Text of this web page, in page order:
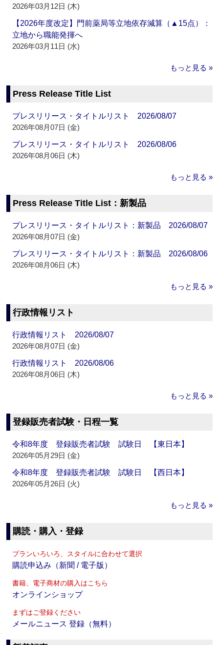
2026年03月12日 (木)
【2026年度改定】門前薬局等立地依存減算（▲15点）：
立地から職能発揮へ
2026年03月11日 (水)
もっと見る »
Press Release Title List
プレスリリース・タイトルリスト 2026/08/07
2026年08月07日 (金)
プレスリリース・タイトルリスト 2026/08/06
2026年08月06日 (木)
もっと見る »
Press Release Title List：新製品
プレスリリース・タイトルリスト：新製品 2026/08/07
2026年08月07日 (金)
プレスリリース・タイトルリスト：新製品 2026/08/06
2026年08月06日 (木)
もっと見る »
行政情報リスト
行政情報リスト 2026/08/07
2026年08月07日 (金)
行政情報リスト 2026/08/06
2026年08月06日 (木)
もっと見る »
登録販売者試験・日程一覧
令和8年度 登録販売者試験 試験日 【東日本】
2026年05月29日 (金)
令和8年度 登録販売者試験 試験日 【西日本】
2026年05月26日 (火)
もっと見る »
購読・購入・登録
プランいろいろ、スタイルに合わせて選択
購読申込み（新聞 / 電子版）
書籍、電子商材の購入はこちら
オンラインショップ
まずはご登録ください
メールニュース 登録（無料）